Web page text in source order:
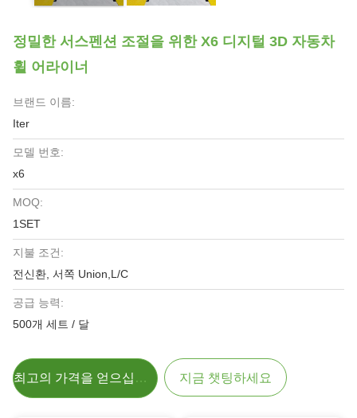
정밀한 서스펜션 조절을 위한 X6 디지털 3D 자동차
휠 어라이너
브랜드 이름:
Iter
모델 번호:
x6
MOQ:
1SET
지불 조건:
전신환, 서쪽 Union,L/C
공급 능력:
500개 세트 / 달
최고의 가격을 얻으십시오 지금 챗팅하세요